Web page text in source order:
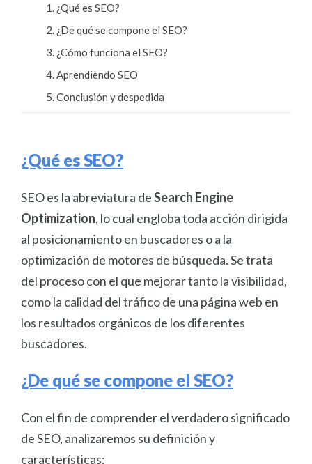
¿Qué es SEO?
¿De qué se compone el SEO?
¿Cómo funciona el SEO?
Aprendiendo SEO
Conclusión y despedida
¿Qué es SEO?
SEO es la abreviatura deSearch Engine
Optimization, lo cual engloba toda acción dirigida
al posicionamiento en buscadores o a la
optimización de motores de búsqueda. Se trata
del proceso con el que mejorar tanto la visibilidad,
como la calidad del tráfico de una página web en
los resultados orgánicos de los diferentes
buscadores.
¿De qué se compone el SEO?
Con el fin de comprender el verdadero significado
de SEO, analizaremos su definición y
características: